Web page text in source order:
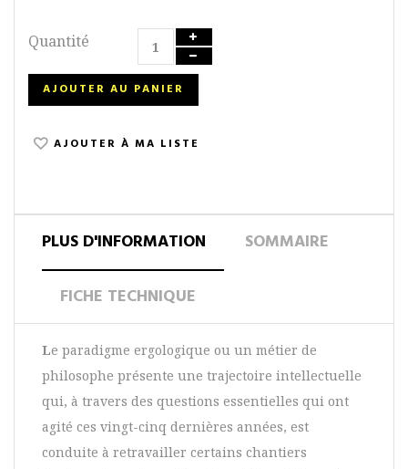
Quantité
AJOUTER AU PANIER
AJOUTER À MA LISTE
PLUS D'INFORMATION SOMMAIRE
FICHE TECHNIQUE
Le paradigme ergologique ou un métier de
philosophe présente une trajectoire intellectuelle
qui, à travers des questions essentielles qui ont
agité ces vingt-cinq dernières années, est
conduite à retravailler certains chantiers